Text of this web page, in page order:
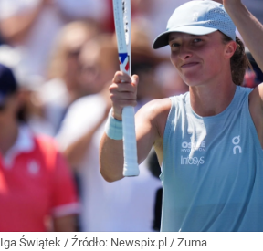
Iga Świątek / Źródło: Newspix.pl / Zuma